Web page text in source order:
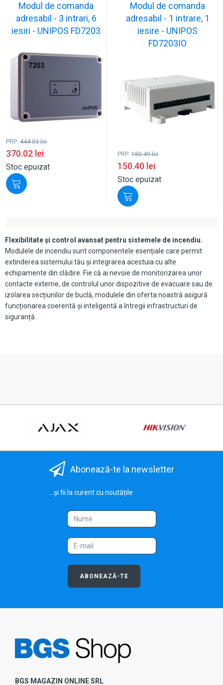
Modul de comanda
adresabil - 3 intrari, 6
iesiri - UNIPOS FD7203
PRP: 444.03lei
370.02 lei
Stoc epuizat
Modul de comanda
adresabil - 1 intrare, 1
iesire - UNIPOS
FD7203IO
PRP: 180.49lei
150.40 lei
Stoc epuizat
Flexibilitate și control avansat pentru sistemele de incendiu.
Modulele de incendiu sunt componentele esențiale care permit
extinderea sistemului tău și integrarea acestuia cu alte
echipamente din clădire. Fie că ai nevoie de monitorizarea unor
contacte externe, de controlul unor dispozitive de evacuare sau de
izolarea secțiunilor de buclă, modulele din oferta noastră asigură
funcționarea coerentă și inteligentă a întregii infrastructuri de
siguranță.
Abonează-te la newsletter
...și fii la curent cu noutățile
ABONEAZĂ-TE
BGS MAGAZIN ONLINE SRL